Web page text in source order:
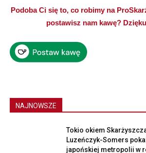
Podoba Ci się to, co robimy na
postawisz nam kawę?
NAJNOWSZE
Tokio okiem
Luzeńczyk-Somers
japońskiej metropolii w